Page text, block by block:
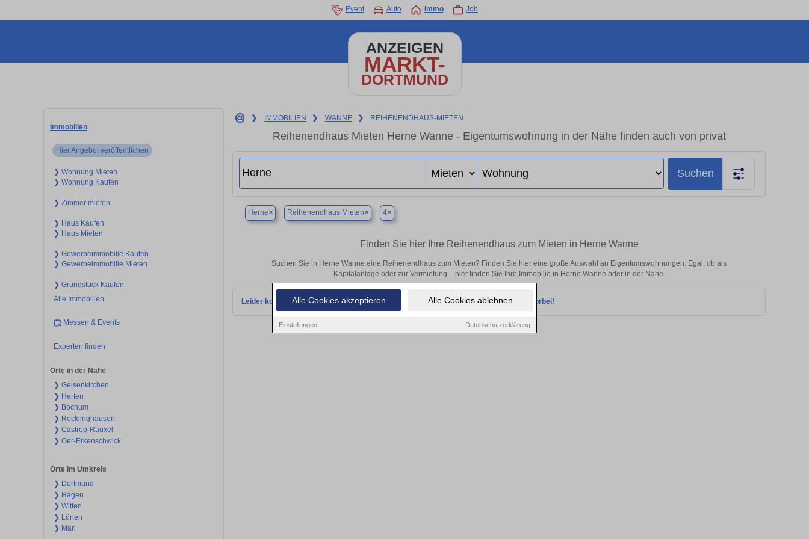
Alle Cookies akzeptieren Alle Cookies ablehnen
Einstellungen Datenschutzerklärung
Event Auto Immo Job
ANZEIGEN
MARKT-
DORTMUND
Immobilien
Hier Angebot veröffentlichen
❯ Wohnung Mieten
❯ Wohnung Kaufen
❯ Zimmer mieten
❯ Haus Kaufen
❯ Haus Mieten
❯ Gewerbeimmobilie Kaufen
❯ Gewerbeimmobilie Mieten
❯ Grundstück Kaufen
Alle Immobilien
Messen & Events
Experten finden
Orte in der Nähe
❯ Gelsenkirchen
❯ Herten
❯ Bochum
❯ Recklinghausen
❯ Castrop-Rauxel
❯ Oer-Erkenschwick
Orte im Umkreis
❯ Dortmund
❯ Hagen
❯ Witten
❯ Lünen
❯ Marl
❯ IMMOBILIEN ❯ WANNE ❯ REIHENENDHAUS-MIETEN
Reihenendhaus Mieten Herne Wanne - Eigentumswohnung in der Nähe finden auch von privat
Suchen
Herne× Reihenendhaus Mieten× 4×
Finden Sie hier Ihre Reihenendhaus zum Mieten in Herne Wanne
Suchen Sie in Herne Wanne eine Reihenendhaus zum Mieten? Finden Sie hier eine große Auswahl an Eigentumswohnungen. Egal, ob als
Kapitalanlage oder zur Vermietung – hier finden Sie Ihre Immobilie in Herne Wanne oder in der Nähe.
Leider konnten wir derzeit keine passenden Objekte finden. Schauen Sie bald wieder vorbei!